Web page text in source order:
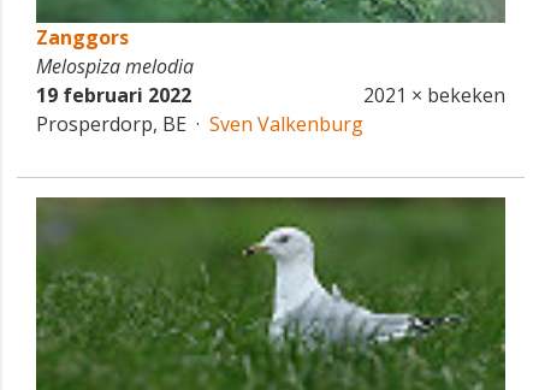
Zanggors
Melospiza melodia
19 februari 2022
2021 × bekeken
Prosperdorp, BE · Sven Valkenburg